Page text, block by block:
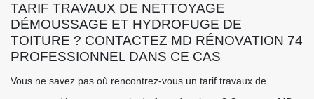
TARIF TRAVAUX DE NETTOYAGE
DÉMOUSSAGE ET HYDROFUGE DE
TOITURE ? CONTACTEZ MD RÉNOVATION 74
PROFESSIONNEL DANS CE CAS
Vous ne savez pas où rencontrez-vous un tarif travaux de